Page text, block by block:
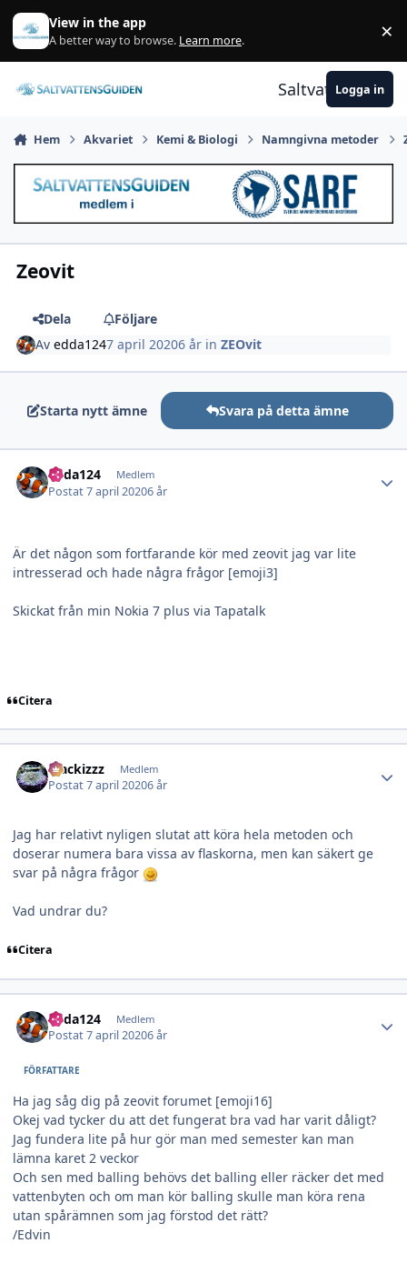
Gå till innehåll
View in the app
A better way to browse. Learn more. ×
Logga in
Hem Akvariet Kemi & Biologi Namngivna metoder
Zeovit
Dela
Följare
Avedda1247 april 20206 år inZEOvit
Starta nytt ämne Svara på detta ämne
edda124 Medlem
Postat7 april 20206 år
Är det någon som fortfarande kör med zeovit jag var lite
intresserad och hade några frågor [emoji3]
Skickat från min Nokia 7 plus via Tapatalk
Citera
blackizzz Medlem
Postat7 april 20206 år
Jag har relativt nyligen slutat att köra hela metoden och
doserar numera bara vissa av flaskorna, men kan säkert ge
svar på några frågor
Vad undrar du?
Citera
edda124 Medlem
Postat7 april 20206 år
FÖRFATTARE
Ha jag såg dig på zeovit forumet [emoji16]
Okej vad tycker du att det fungerat bra vad har varit dåligt?
Jag fundera lite på hur gör man med semester kan man
lämna karet 2 veckor
Och sen med balling behövs det balling eller räcker det med
vattenbyten och om man kör balling skulle man köra rena
utan spårämnen som jag förstod det rätt?
/Edvin